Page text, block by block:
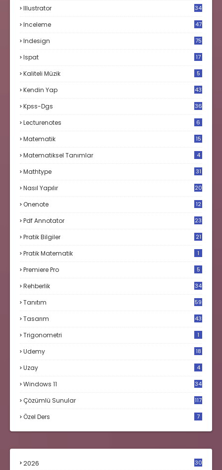
Illustrator 34
Inceleme 47
Indesign 75
Ispat
17
Kaliteli Müzik 5
Kendin Yap 43
Kpss-Dgs 36
Lecturenotes 6
Matematik
15
Matematiksel Tanımlar 4
Mathtype 31
Nasıl Yapılır 20
Onenote 12
Pdf Annotator 23
Pratik Bilgiler 21
Pratik Matematik 1
Premiere Pro 5
Rehberlik 34
Tanıtım 59
Tasarım 43
Trigonometri 1
Udemy 18
Uzay 4
Windows 11 34
Çözümlü Sunular 117
Özel Ders 7
2026 30